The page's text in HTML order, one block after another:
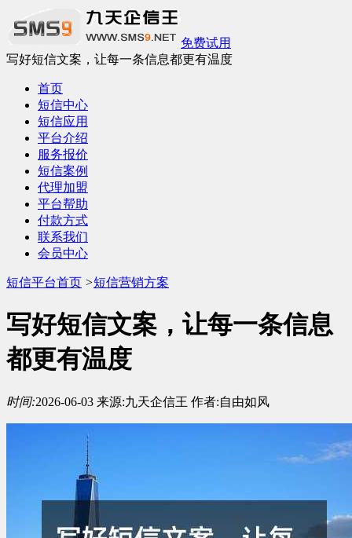
免费试用
写好短信文案，让每一条信息都更有温度
首页
短信中心
短信应用
平台介绍
服务报价
短信案例
代理加盟
平台帮助
付款方式
联系我们
会员中心
短信平台首页 >短信营销方案
写好短信文案，让每一条信息
都更有温度
时间:2026-06-03 来源:九天企信王 作者:自由如风